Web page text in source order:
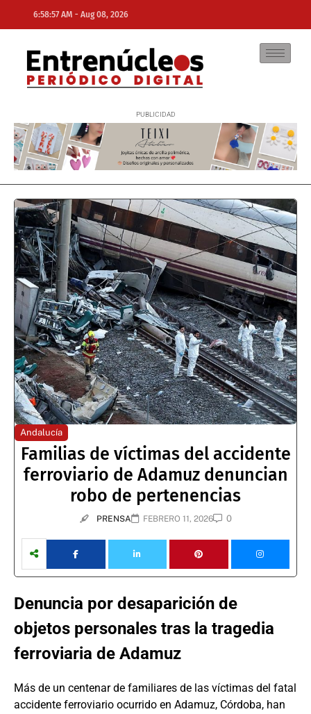
6:58:57 AM - Aug 08, 2026
NE
Andalucía
Familias de víctimas del accidente
ferroviario de Adamuz denuncian
robo de pertenencias
PRENSA FEBRERO 11, 2026 0
Denuncia por desaparición de
objetos personales tras la tragedia
ferroviaria de Adamuz
Más de un centenar de familiares de las víctimas del fatal
accidente ferroviario ocurrido en Adamuz, Córdoba, han